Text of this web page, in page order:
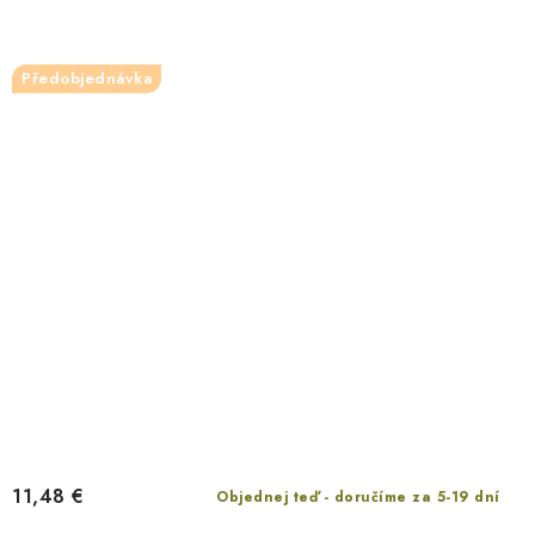
Předobjednávka
Objednej teď - doručíme za 5-19 dní
11,48 €